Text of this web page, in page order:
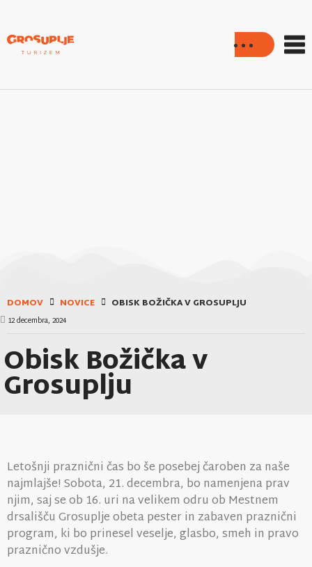
DOMOV NOVICE OBISK BOŽIČKA V GROSUPLJU
12 decembra, 2024
Obisk Božička v
Grosuplju
Letošnji praznični čas bo še posebej čaroben za naše
najmlajše! Sobota, 21. decembra, bo namenjena prav
njim, saj se ob 16. uri na velikem odru ob Mestnem
drsališču Grosuplje obeta pester in zabaven praznični
program, ki bo prinesel veselje, glasbo, smeh in pravo
praznično vzdušje.